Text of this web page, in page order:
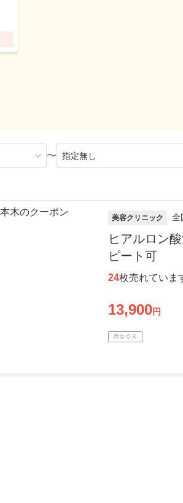
〜
美容クリニック 全
ヒアルロン
ピート可
24枚売れていま
13,900円
男女ＯＫ